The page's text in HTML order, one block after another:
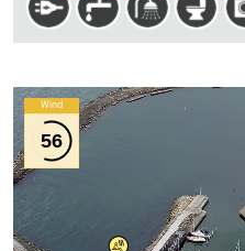
Wind
56